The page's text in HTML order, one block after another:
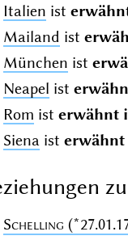
Italien ist
Mailand ist
München ist
Neapel ist
Rom ist erwähnt
Siena ist erwähnt
Schelling